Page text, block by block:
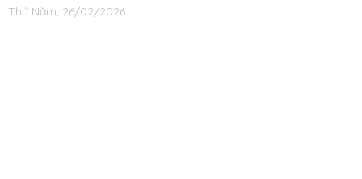
Thứ Năm, 26/02/2026